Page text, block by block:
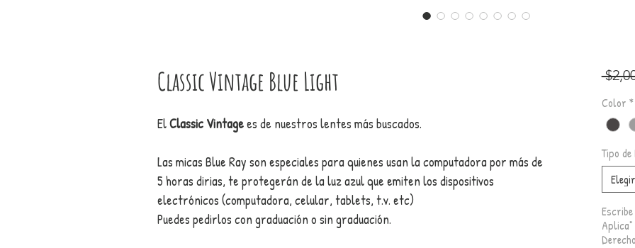
Classic Vintage Blue Light
ElClassic Vintagees de nuestros lentes más buscados.
Las micas Blue Ray son especiales para quienes usan la computadora por más de
5 horas dirias, te protegerán de la luz azul que emiten los dispositivos
electrónicos (computadora, celular, tablets, t.v. etc)
Puedes pedirlos con graduación o sin graduación.
Color *
Tipo de
Elegir